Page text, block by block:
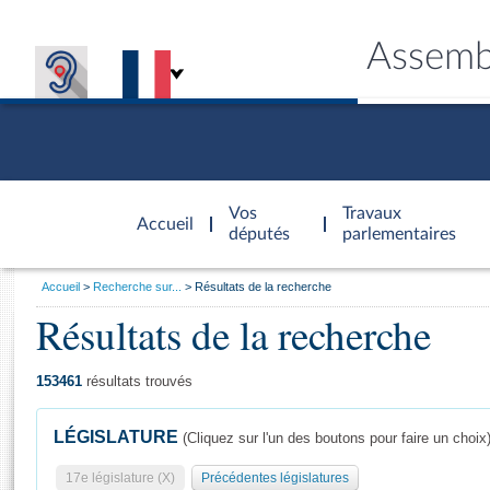
Accueil
d'accueil
Vos
députés
Travaux
parlementaires
Général
Vous
Accueil Recherche sur... Résultats de la recherche
Résultats de la recherche
153461 résultats trouvés
LÉGISLATURE (Cliquez sur l'un des boutons pour faire un choix)
17e législature (X) Précédentes législatures